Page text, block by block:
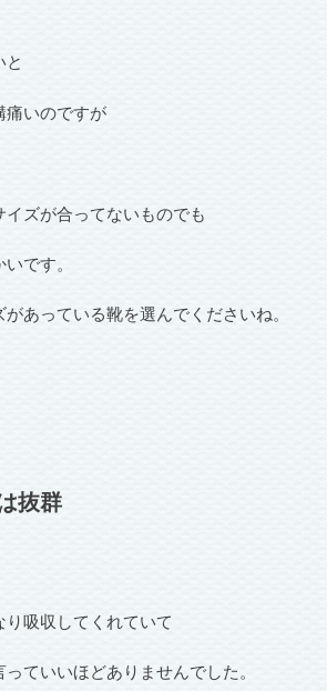
と
痛いのですが
ズが合ってないものでも
です。
あっている靴を選んでくださいね。
抜群
吸収してくれていて
ていいほどありませんでした。